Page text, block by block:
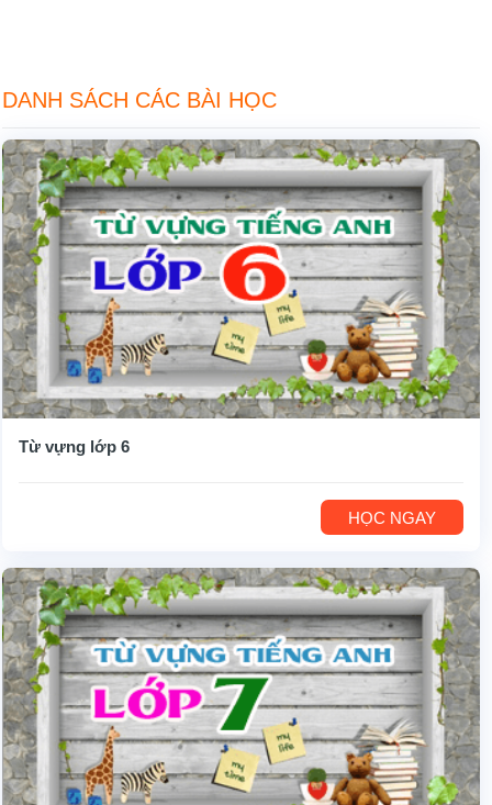
DANH SÁCH CÁC BÀI HỌC
Từ vựng lớp 6
HỌC NGAY